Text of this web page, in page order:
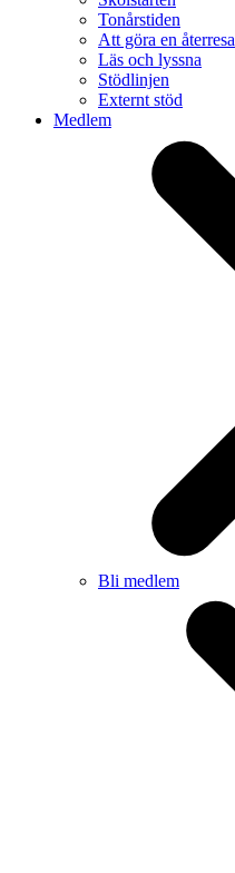
Tonårstiden
Att göra en återresa
Läs och lyssna
Stödlinjen
Externt stöd
Medlem
Bli medlem